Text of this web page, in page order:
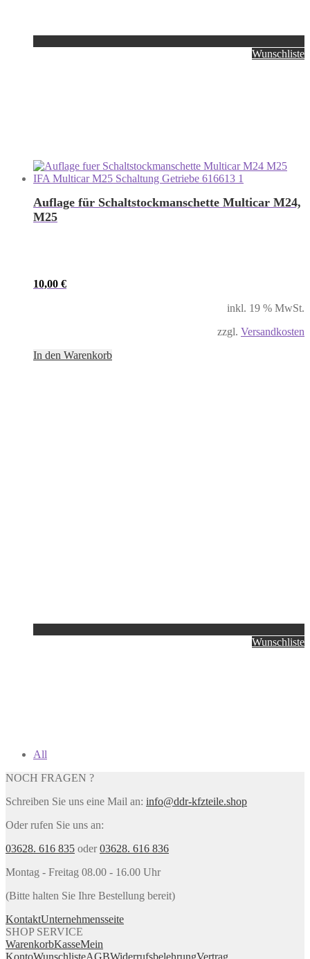
Wunschliste
Auflage für Schaltstockmanschette Multicar M24,
M25
10,00 €
inkl. 19 % MwSt.
zzgl. Versandkosten
In den Warenkorb
Wunschliste
All
NOCH FRAGEN ?
Schreiben Sie uns eine Mail an: info@ddr-kfzteile.shop
Oder rufen Sie uns an:
03628. 616 835 oder03628. 616 836
Montag - Freitag 08.00 - 16.00 Uhr
(Bitte halten Sie Ihre Bestellung bereit)
KontaktUnternehmensseite
SHOP SERVICE
WarenkorbKasseMein